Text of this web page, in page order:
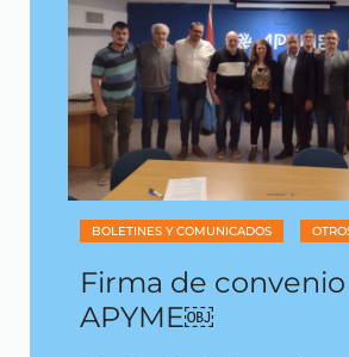
BOLETINES Y COMUNICADOS
Firma de
APYME￼